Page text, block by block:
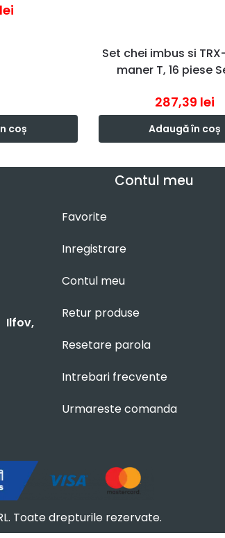
lei
coș
Set chei imbus si
maner T, 16 piese
287,39 lei
Adaugă în coș
Ilfov,
Contul meu
Favorite
Inregistrare
Contul meu
Retur produse
Resetare parola
Intrebari frecvente
Urmareste comanda
Toate drepturile rezervate.